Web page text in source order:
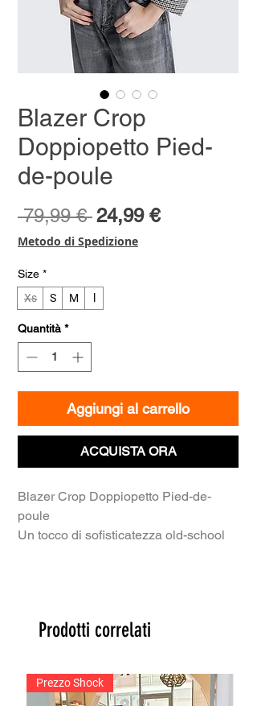
Blazer Crop
Doppiopetto Pied-
de-poule
79,99 € Prezzo
regolare
24,99 €Prezzo
Metodo di Spedizione
Size *
Xs
S M
Quantità *
Aggiungi al carrello
ACQUISTA ORA
​Blazer Crop Doppiopetto Pied-de-
poule
​Un tocco di sofisticatezza old-school
casual all'elegante. Realizzato
combina il fascino sartoriale del
classico doppiopetto con un taglio
Prodotti correlati
Prezzo Shock